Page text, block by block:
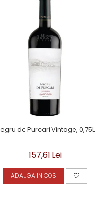
de Purcari Vintage, 0,75L
157,61 Lei
ADAUGA IN COS